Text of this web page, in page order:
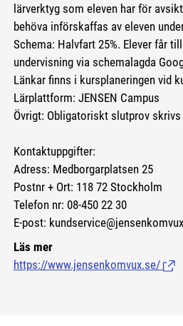
lärverktyg som eleven har för
behöva införskaffas av eleven
Schema: Halvfart 25%. Elever får
undervisning via schemalagda
Länkar finns i kursplaneringen vid
Lärplattform: JENSEN Campus
Övrigt: Obligatoriskt slutprov skrivs
Kontaktuppgifter:
Adress: Medborgarplatsen 25
Postnr + Ort: 118 72 Stockholm
Telefon nr: 08-450 22 30
E-post:
Läs mer
https://www.jensenkomvux.se/